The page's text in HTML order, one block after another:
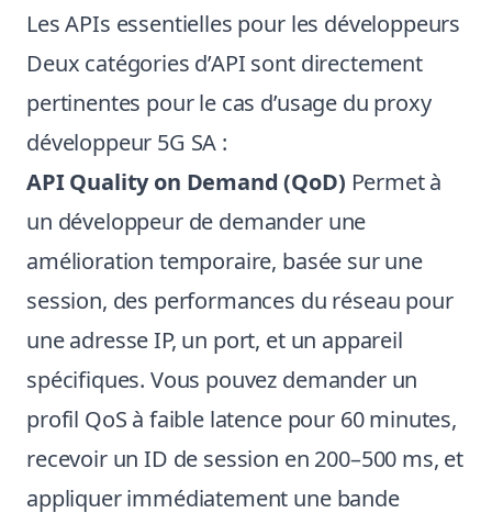
Les APIs essentielles pour les développeurs
Deux catégories d’API sont directement
pertinentes pour le cas d’usage du proxy
développeur 5G SA :
API Quality on Demand (QoD) Permet à
un développeur de demander une
amélioration temporaire, basée sur une
session, des performances du réseau pour
une adresse IP, un port, et un appareil
spécifiques. Vous pouvez demander un
profil QoS à faible latence pour 60 minutes,
recevoir un ID de session en 200–500 ms, et
appliquer immédiatement une bande